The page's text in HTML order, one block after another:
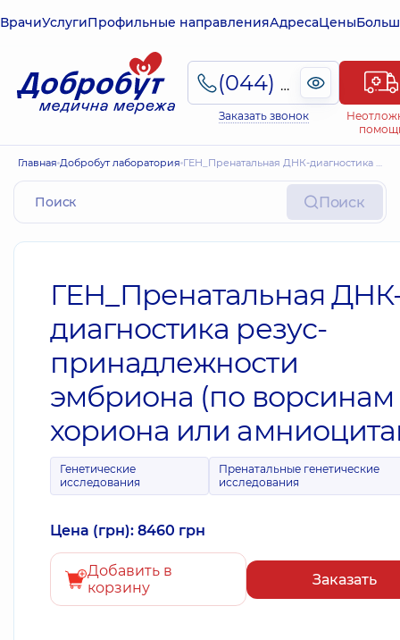
ВрачиУслугиПрофильные направленияАдресаЦены
(044) 495-2-888
Заказать звонок
Главная Добробут лаборатория ГЕН_Пренатальная ДНК-диагностика резус-принадлежности эмбриона (по ворсинам хориона или амниоцитам)
Поиск
ГЕН_Пренатальная
диагностика резус-
принадлежности
эмбриона (по ворсинам
хориона или
Генетические
исследования
Пренатальные генетические
исследования
Цена (грн): 8460 грн
Добавить в
корзину
Заказать